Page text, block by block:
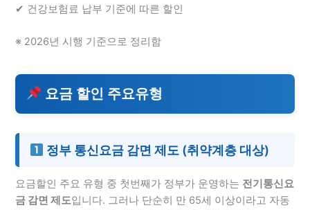
✔ 건강보험료 납부 기준에 따른 할인
※ 2026년 시행 기준으로 정리함
요금 할인 주요유형
정부 통신요금 감면 제도 (취약계층 대상)
요금할인 주요 유형 중 첫번째가 정부가 운영하는 전기통신요
금 감면 제도입니다. 그러나 단순히 만 65세 이상이라고 자동